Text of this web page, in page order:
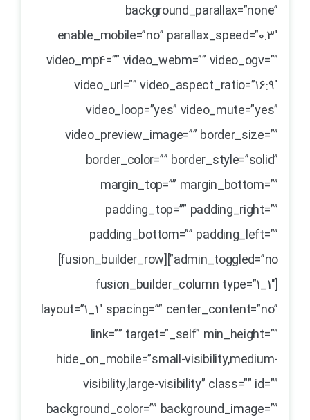
background_parallax=”none”
enable_mobile=”no” parallax_speed=”0.3″
video_mp4=”” video_webm=”” video_ogv=””
video_url=”” video_aspect_ratio=”16:9″
video_loop=”yes” video_mute=”yes”
video_preview_image=”” border_size=””
border_color=”” border_style=”solid”
margin_top=”” margin_bottom=””
padding_top=”” padding_right=””
padding_bottom=”” padding_left=””
admin_toggled=”no”][fusion_builder_row]
[fusion_builder_column type=”1_1″
layout=”1_1″ spacing=”” center_content=”no”
link=”” target=”_self” min_height=””
hide_on_mobile=”small-visibility,medium-
visibility,large-visibility” class=”” id=””
background_color=”” background_image=””